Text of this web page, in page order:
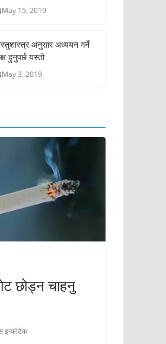
May 15, 2019
अनुसार अध्ययन गर्ने
हुनुपर्छ यस्तो
May 3, 2019
छोड्न चाहनु
इन्फोटेक